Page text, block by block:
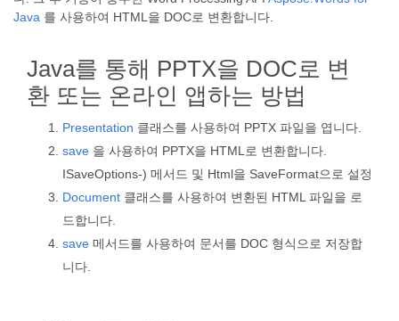
Java 를 사용하여 HTML을 DOC로 변환합니다.
Java를 통해 PPTX을 DOC로 변
환 또는 온라인 앱하는 방법
Presentation 클래스를 사용하여 PPTX 파일을 엽니다.
save 을 사용하여 PPTX을 HTML로 변환합니다.
ISaveOptions-) 메서드 및 Html을 SaveFormat으로 설정
Document 클래스를 사용하여 변환된 HTML 파일을 로
드합니다.
save 메서드를 사용하여 문서를 DOC 형식으로 저장합
니다.